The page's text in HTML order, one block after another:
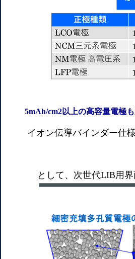
5mAh/cm2以上の高容量電極
イオン伝導バインダー仕
として、次世代LIB用